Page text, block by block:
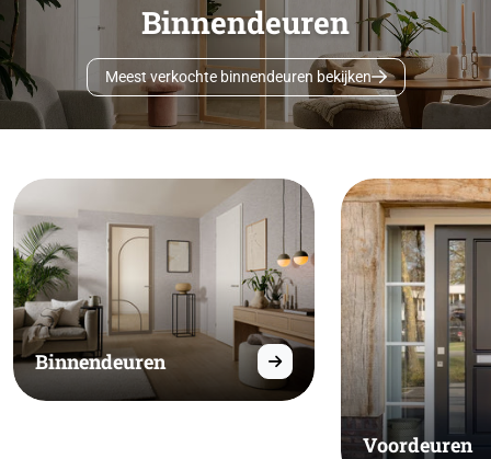
Binnendeuren
Meest verkochte binnendeuren bekijken
Binnendeuren
Voordeuren